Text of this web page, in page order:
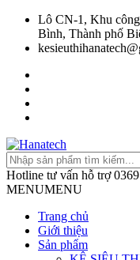
Lô CN-1, Khu
Bình, Thành phố
Hotline tư vấn hỗ trợ
MENUMENU
Trang chủ
Giới thiệu
Sản phẩm